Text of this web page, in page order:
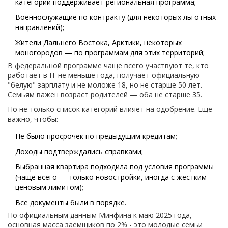
Военнослужащие по контракту (для некоторых льготных
направлений);
Жители Дальнего Востока, Арктики, некоторых
моногородов — по программам для этих территорий;
В федеральной программе чаще всего участвуют те, кто
работает в IT не меньше года, получает официальную
"белую" зарплату и не моложе 18, но не старше 50 лет.
Семьям важен возраст родителей — оба не старше 35.
Но не только список категорий влияет на одобрение. Ещё
важно, чтобы:
Не было просрочек по предыдущим кредитам;
Доходы подтверждались справками;
Выбранная квартира подходила под условия программы
(чаще всего — только новостройки, иногда с жёстким
ценовым лимитом);
Все документы были в порядке.
По официальным данным Минфина к маю 2025 года,
основная масса заемщиков по 2% - это молодые семьи